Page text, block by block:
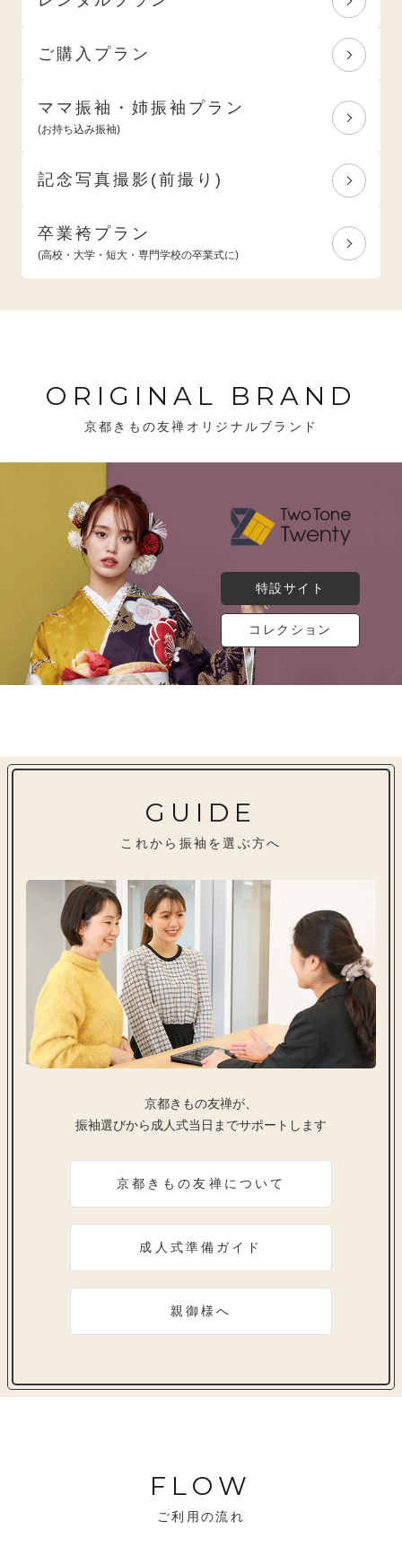
ご購入プラン
ママ振袖・姉振袖プラン
(お持ち込み振袖)
記念写真撮影(前撮り)
卒業袴プラン
(高校・大学・短大・専門学校の卒業式に)
ORIGINAL BRAND
京都きもの友禅オリジナルブランド
特設サイト
コレクション
GUIDE
これから振袖を選ぶ方へ
京都きもの友禅が、
振袖選びから成人式当日までサポートします
京都きもの友禅について
成人式準備ガイド
親御様へ
FLOW
ご利用の流れ